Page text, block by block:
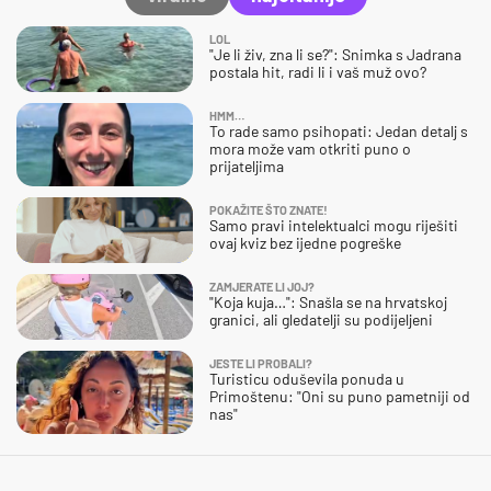
LOL
"Je li živ, zna li se?": Snimka s Jadrana
postala hit, radi li i vaš muž ovo?
HMM…
To rade samo psihopati: Jedan detalj s
mora može vam otkriti puno o
prijateljima
POKAŽITE ŠTO ZNATE!
Samo pravi intelektualci mogu riješiti
ovaj kviz bez ijedne pogreške
ZAMJERATE LI JOJ?
"Koja kuja…": Snašla se na hrvatskoj
granici, ali gledatelji su podijeljeni
JESTE LI PROBALI?
Turisticu oduševila ponuda u
Primoštenu: "Oni su puno pametniji od
nas"